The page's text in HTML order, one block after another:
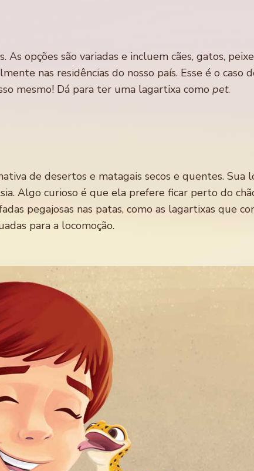
opções são variadas e incluem cães, gatos,
nas residências do nosso país. Esse é o caso
mesmo! Dá para ter uma lagartixa como pet.
de desertos e matagais secos e quentes. Sua
Algo curioso é que ela prefere ficar perto do
pegajosas nas patas, como as lagartixas que
para a locomoção.